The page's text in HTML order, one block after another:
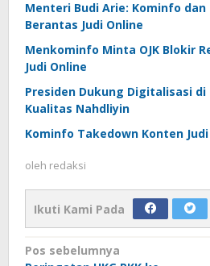
Menteri Budi Arie: Kominfo dan
Berantas Judi Online
Menkominfo Minta OJK Blokir
Judi Online
Presiden Dukung Digitalisasi
Kualitas Nahdliyin
Kominfo Takedown Konten
oleh redaksi
Ikuti Kami Pada
Navigasi
Pos sebelumnya